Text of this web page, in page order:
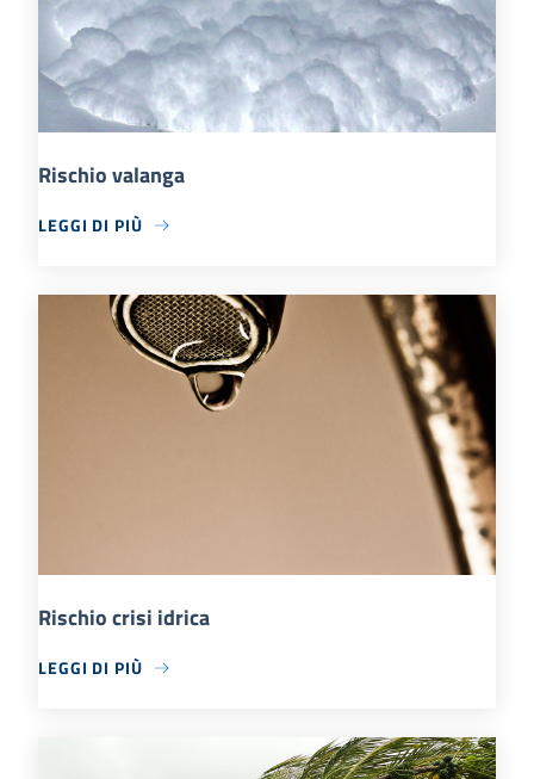
Rischio valanga
LEGGI DI PIÙ
Rischio crisi idrica
LEGGI DI PIÙ